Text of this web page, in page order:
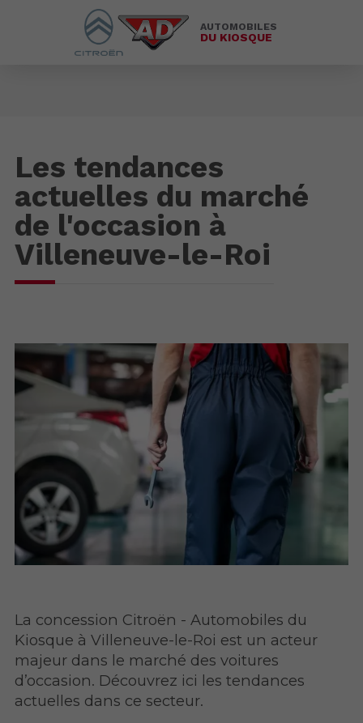
AUTOMOBILES
DU KIOSQUE
Les tendances
actuelles du marché
de l'occasion à
Villeneuve-le-Roi
La concession Citroën - Automobiles du
Kiosque à Villeneuve-le-Roi est un acteur
majeur dans le marché des voitures
d’occasion. Découvrez ici les tendances
actuelles dans ce secteur.